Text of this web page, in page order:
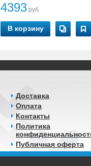
4393 руб.
В корзину
Доставка
Оплата
Контакты
Политика
Публичная оферта